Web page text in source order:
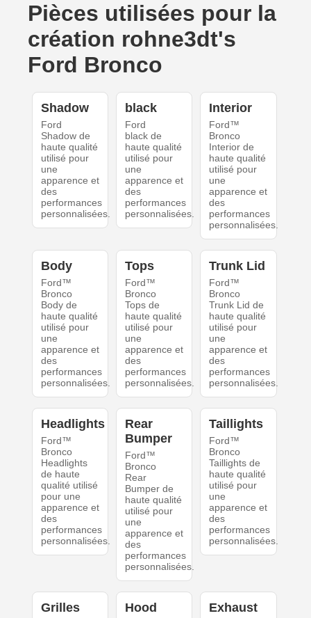
Pièces utilisées pour la
création rohne3dt's
Ford Bronco
Shadow
Ford
Shadow de
haute qualité
utilisé pour
une
apparence et
des
performances
personnalisées.
black
Ford
black de
haute qualité
utilisé pour
une
apparence et
des
performances
personnalisées.
Interior
Ford™
Bronco
Interior de
haute qualité
utilisé pour
une
apparence et
des
performances
personnalisées.
Body
Ford™
Bronco
Body de
haute qualité
utilisé pour
une
apparence et
des
performances
personnalisées.
Tops
Ford™
Bronco
Tops de
haute qualité
utilisé pour
une
apparence et
des
performances
personnalisées.
Trunk Lid
Ford™
Bronco
Trunk Lid de
haute qualité
utilisé pour
une
apparence et
des
performances
personnalisées.
Headlights
Ford™
Bronco
Headlights
de haute
qualité utilisé
pour une
apparence et
des
performances
personnalisées.
Rear
Bumper
Ford™
Bronco
Rear
Bumper de
haute qualité
utilisé pour
une
apparence et
des
performances
personnalisées.
Taillights
Ford™
Bronco
Taillights de
haute qualité
utilisé pour
une
apparence et
des
performances
personnalisées.
Grilles Hood Exhaust